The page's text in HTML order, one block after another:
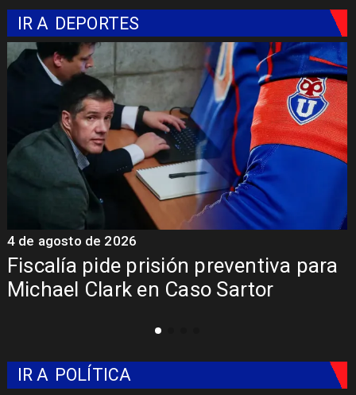
IR A DEPORTES
Fiscalía pide prisión preventiva para
Michael Clark en Caso Sartor
4 de agosto de 2026
IR A POLÍTICA